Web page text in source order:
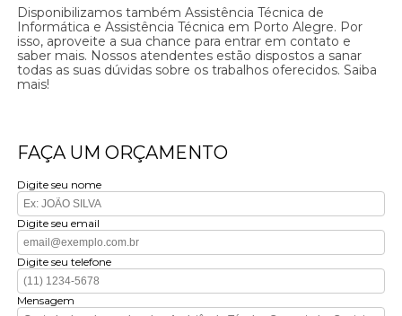
Disponibilizamos também Assistência Técnica de
Informática e Assistência Técnica em Porto Alegre. Por
isso, aproveite a sua chance para entrar em contato e
saber mais. Nossos atendentes estão dispostos a sanar
todas as suas dúvidas sobre os trabalhos oferecidos. Saiba
mais!
FAÇA UM ORÇAMENTO
Digite seu nome
Digite seu email
Digite seu telefone
Mensagem